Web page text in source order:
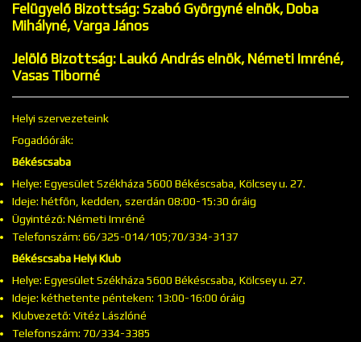
Felügyelő Bizottság: Szabó Györgyné elnök, Doba
Mihályné, Varga János
Jelölő Bizottság: Laukó András elnök, Németi Imréné,
Vasas Tiborné
Helyi szervezeteink
Fogadóórák:
Békéscsaba
Helye: Egyesület Székháza 5600 Békéscsaba, Kölcsey u. 27.
Ideje: hétfőn, kedden, szerdán 08:00-15:30 óráig
Ügyintéző: Németi Imréné
Telefonszám: 66/325-014/105;70/334-3137
Békéscsaba Helyi Klub
Helye: Egyesület Székháza 5600 Békéscsaba, Kölcsey u. 27.
Ideje: kéthetente pénteken: 13:00-16:00 óráig
Klubvezető: Vitéz Lászlóné
Telefonszám: 70/334-3385